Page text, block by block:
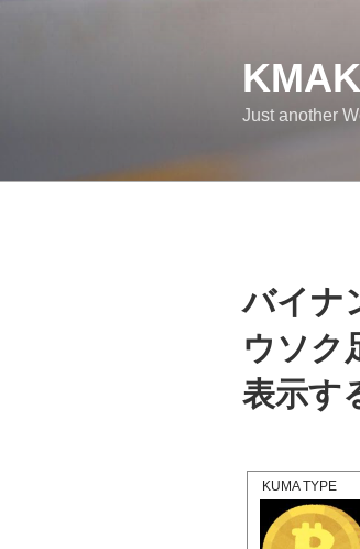
Just another
バイナ
ウソク
表示す
KUMA TYPE